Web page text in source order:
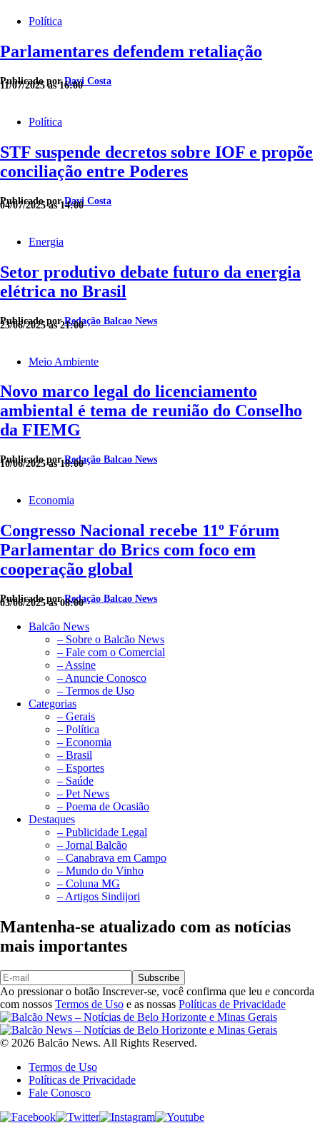
Política
Parlamentares defendem retaliação
Publicado porDavi Costa
11/07/2025 às 16:00
Política
STF suspende decretos sobre IOF e propõe
conciliação entre Poderes
Publicado porDavi Costa
04/07/2025 às 14:00
Energia
Setor produtivo debate futuro da energia
elétrica no Brasil
Publicado porRedação Balcao News
23/06/2025 às 21:00
Meio Ambiente
Novo marco legal do licenciamento
ambiental é tema de reunião do Conselho
da FIEMG
Publicado porRedação Balcao News
10/06/2025 às 18:00
Economia
Congresso Nacional recebe 11º Fórum
Parlamentar do Brics com foco em
cooperação global
Publicado porRedação Balcao News
03/06/2025 às 08:00
Balcão News
– Sobre o Balcão News
– Fale com o Comercial
– Assine
– Anuncie Conosco
– Termos de Uso
Categorias
– Gerais
– Política
– Economia
– Brasil
– Esportes
– Saúde
– Pet News
– Poema de Ocasião
Destaques
– Publicidade Legal
– Jornal Balcão
– Canabrava em Campo
– Mundo do Vinho
– Coluna MG
– Artigos Sindijori
Mantenha-se atualizado com as notícias
mais importantes
Subscribe
Ao pressionar o botão Inscrever-se, você confirma que leu e concorda
com nossos Termos de Uso e as nossas Políticas de Privacidade
© 2026 Balcão News. All Rights Reserved.
Termos de Uso
Políticas de Privacidade
Fale Conosco